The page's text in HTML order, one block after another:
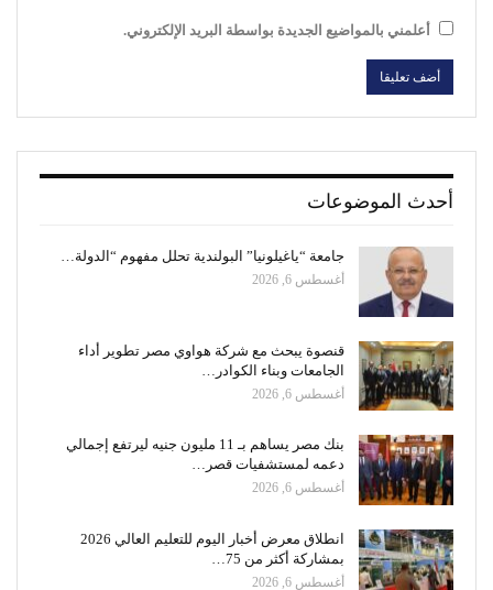
أعلمني بالمواضيع الجديدة بواسطة البريد الإلكتروني.
أحدث الموضوعات
جامعة “ياغيلونيا” البولندية تحلل مفهوم “الدولة…
أغسطس 6, 2026
قنصوة يبحث مع شركة هواوي مصر تطوير أداء
الجامعات وبناء الكوادر…
أغسطس 6, 2026
بنك مصر يساهم بـ 11 مليون جنيه ليرتفع إجمالي
دعمه لمستشفيات قصر…
أغسطس 6, 2026
انطلاق معرض أخبار اليوم للتعليم العالي 2026
بمشاركة أكثر من 75…
أغسطس 6, 2026